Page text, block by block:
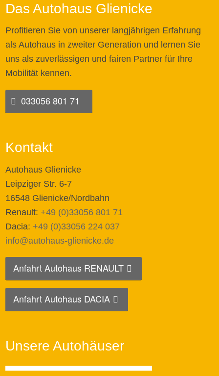
Das Autohaus Glienicke
Profitieren Sie von unserer langjährigen Erfahrung
als Autohaus in zweiter Generation und lernen Sie
uns als zuverlässigen und fairen Partner für Ihre
Mobilität kennen.
033056 801 71
Kontakt
Autohaus Glienicke
Leipziger Str. 6-7
16548 Glienicke/Nordbahn
Renault: +49 (0)33056 801 71
Dacia: +49 (0)33056 224 037
info@autohaus-glienicke.de
Anfahrt Autohaus RENAULT
Anfahrt Autohaus DACIA
Unsere Autohäuser